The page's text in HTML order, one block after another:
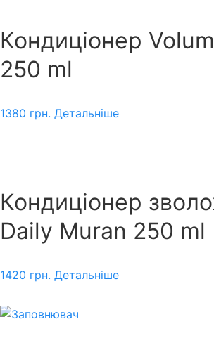
Кондиціонер
250 ml
1380 грн. Детальніше
Кондиціонер
Daily Muran 250 ml
1420 грн. Детальніше